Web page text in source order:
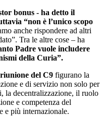
bonus - ha detto il
“non è l’unico scopo
anche rispondere ad altri
Tra le altre cose – ha
Padre vuole includere
della Curia”.
del C9 figurano la
e di servizio non solo per
la decentralizzazione, il ruolo
e competenza del
e più internazionale.